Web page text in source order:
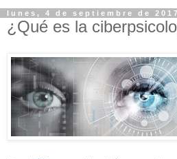
lunes, 4 de septiembre de 2017
¿Qué es la